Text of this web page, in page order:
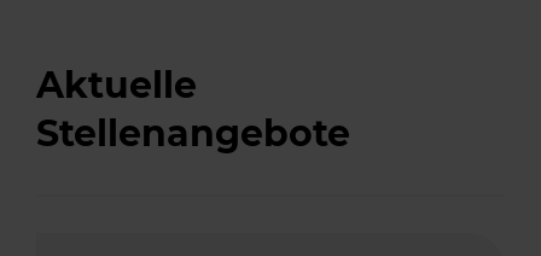
Aktuelle
Stellenangebote